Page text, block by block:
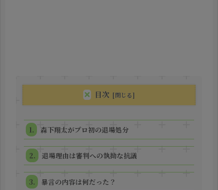
目次
森下翔太がプロ初の退場処分
退場理由は審判への執拗な抗議
暴言の内容は何だった？